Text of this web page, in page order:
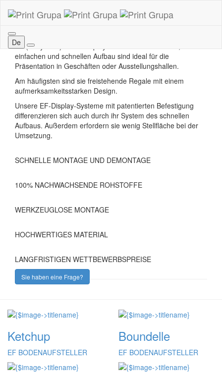
De
EF BODENAUFSTELLER
EF (Easy Fold) Bodendisplays mit ihrem innovativen,
einfachen und schnellen Aufbau sind ideal für die
Präsentation in Geschäften oder Ausstellungshallen.
Am häufigsten sind sie freistehende Regale mit einem
aufmerksamkeitsstarken Design.
Unsere EF-Display-Systeme mit patentierten Befestigung
differenzieren sich auch durch ihr System des schnellen
Aufbaus. Außerdem erfordern sie wenig Stellfläche bei der
Umsetzung.
SCHNELLE MONTAGE UND DEMONTAGE
100% NACHWACHSENDE ROHSTOFFE
WERKZEUGLOSE MONTAGE
HOCHWERTIGES MATERIAL
LANGFRISTIGEN WETTBEWERBSPREISE
Sie haben eine Frage?
Ketchup
EF BODENAUFSTELLER
Boundelle
EF BODENAUFSTELLER